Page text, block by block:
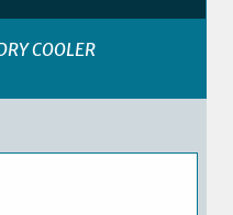
COOLER